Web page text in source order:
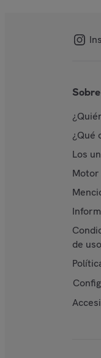
¿Qué
Los
Motor
de uso